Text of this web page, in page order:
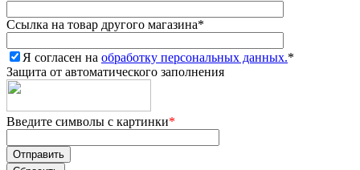
Ссылка на товар другого магазина*
Я согласен на обработку персональных данных.*
Защита от автоматического заполнения
Введите символы с картинки*